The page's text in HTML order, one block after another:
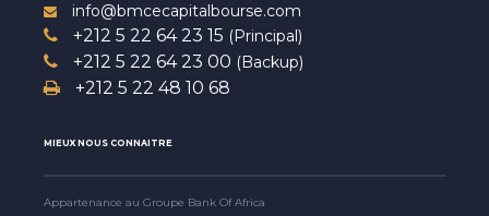
info@bmcecapitalbourse.com
+212 5 22 64 23 15 (Principal)
+212 5 22 64 23 00 (Backup)
+212 5 22 48 10 68
MIEUX NOUS CONNAITRE
Appartenance au Groupe Bank Of Africa